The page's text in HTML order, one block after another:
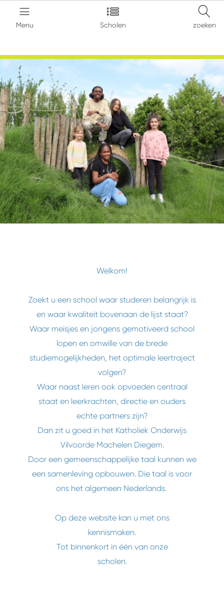
Menu Scholen zoeken
Welkom!
Zoekt u een school waar studeren belangrijk is
en waar kwaliteit bovenaan de lijst staat?
Waar meisjes en jongens gemotiveerd school
lopen en omwille van de brede
studiemogelijkheden, het optimale leertraject
volgen?
Waar naast leren ook opvoeden centraal
staat en leerkrachten, directie en ouders
echte partners zijn?
Dan zit u goed in het Katholiek Onderwijs
Vilvoorde Machelen Diegem.
Door een gemeenschappelijke taal kunnen we
een samenleving opbouwen. Die taal is voor
ons het algemeen Nederlands.
Op deze website kan u met ons
kennismaken.
Tot binnenkort in één van onze
scholen.